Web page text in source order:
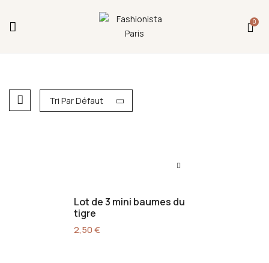
0
Tri Par Défaut
Lot de 3 mini baumes du
tigre
2,50€
Fermeture annuelle du 17 juillet 16h au 12 août.
L'ajout au panier est indisponible et aucune
commande ni remise en main propre ne sera